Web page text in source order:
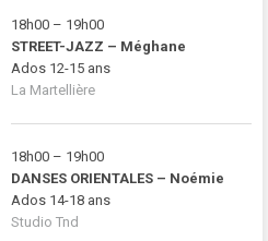
18h00 – 19h00
STREET-JAZZ – Méghane
Ados 12-15 ans
La Martellière
18h00 – 19h00
DANSES ORIENTALES – Noémie
Ados 14-18 ans
Studio Tnd